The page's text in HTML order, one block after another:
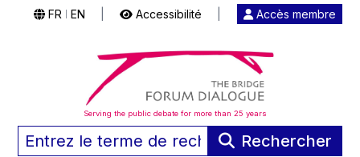
FR EN Accessibilité Accès membre
Serving the public debate for more than 25 years
Rechercher